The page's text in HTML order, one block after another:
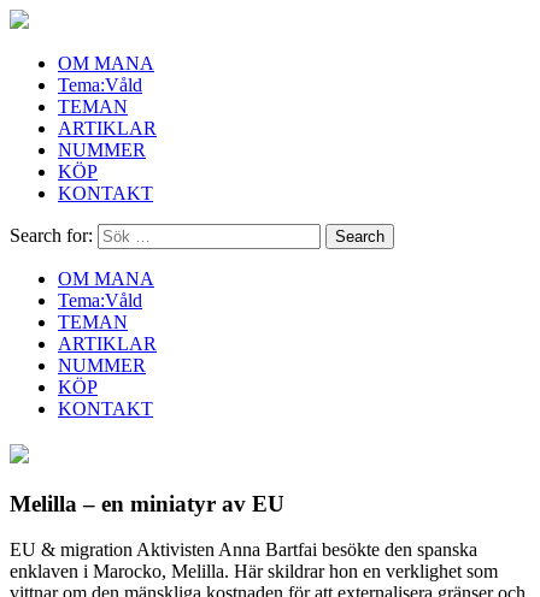
OM MANA
Tema:Våld
TEMAN
ARTIKLAR
NUMMER
KÖP
KONTAKT
Search for:
OM MANA
Tema:Våld
TEMAN
ARTIKLAR
NUMMER
KÖP
KONTAKT
Melilla – en miniatyr av EU
EU & migration Aktivisten Anna Bartfai besökte den spanska
enklaven i Marocko, Melilla. Här skildrar hon en verklighet som